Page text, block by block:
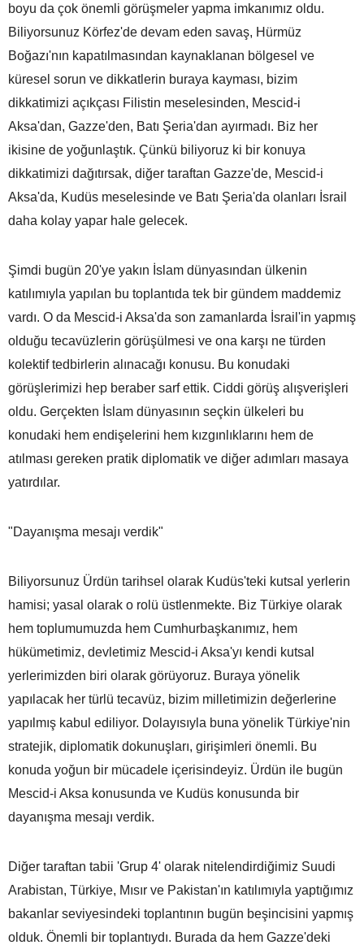
boyu da çok önemli görüşmeler yapma imkanımız oldu.
Biliyorsunuz Körfez'de devam eden savaş, Hürmüz
Boğazı'nın kapatılmasından kaynaklanan bölgesel ve
küresel sorun ve dikkatlerin buraya kayması, bizim
dikkatimizi açıkçası Filistin meselesinden, Mescid-i
Aksa'dan, Gazze'den, Batı Şeria'dan ayırmadı. Biz her
ikisine de yoğunlaştık. Çünkü biliyoruz ki bir konuya
dikkatimizi dağıtırsak, diğer taraftan Gazze'de, Mescid-i
Aksa'da, Kudüs meselesinde ve Batı Şeria'da olanları İsrail
daha kolay yapar hale gelecek.
Şimdi bugün 20'ye yakın İslam dünyasından ülkenin
katılımıyla yapılan bu toplantıda tek bir gündem maddemiz
vardı. O da Mescid-i Aksa'da son zamanlarda İsrail'in yapmış
olduğu tecavüzlerin görüşülmesi ve ona karşı ne türden
kolektif tedbirlerin alınacağı konusu. Bu konudaki
görüşlerimizi hep beraber sarf ettik. Ciddi görüş alışverişleri
oldu. Gerçekten İslam dünyasının seçkin ülkeleri bu
konudaki hem endişelerini hem kızgınlıklarını hem de
atılması gereken pratik diplomatik ve diğer adımları masaya
yatırdılar.
"Dayanışma mesajı verdik"
Biliyorsunuz Ürdün tarihsel olarak Kudüs'teki kutsal yerlerin
hamisi; yasal olarak o rolü üstlenmekte. Biz Türkiye olarak
hem toplumumuzda hem Cumhurbaşkanımız, hem
hükümetimiz, devletimiz Mescid-i Aksa'yı kendi kutsal
yerlerimizden biri olarak görüyoruz. Buraya yönelik
yapılacak her türlü tecavüz, bizim milletimizin değerlerine
yapılmış kabul ediliyor. Dolayısıyla buna yönelik Türkiye'nin
stratejik, diplomatik dokunuşları, girişimleri önemli. Bu
konuda yoğun bir mücadele içerisindeyiz. Ürdün ile bugün
Mescid-i Aksa konusunda ve Kudüs konusunda bir
dayanışma mesajı verdik.
Diğer taraftan tabii 'Grup 4' olarak nitelendirdiğimiz Suudi
Arabistan, Türkiye, Mısır ve Pakistan'ın katılımıyla yaptığımız
bakanlar seviyesindeki toplantının bugün beşincisini yapmış
olduk. Önemli bir toplantıydı. Burada da hem Gazze'deki